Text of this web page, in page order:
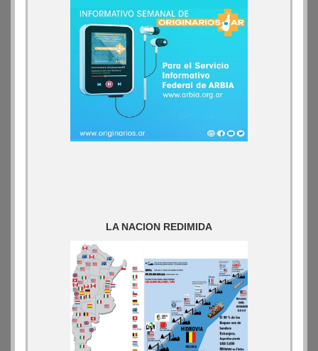
LA NACION REDIMIDA